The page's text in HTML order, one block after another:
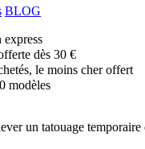
BLOG
dès 30 €
le moins cher offert
modèles
un tatouage temporaire